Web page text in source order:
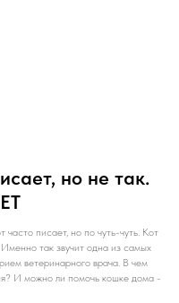
но не так.
писает, но по чуть-чуть. Кот
так звучит одна из самых
ветеринарного врача. В чем
И можно ли помочь кошке дома -